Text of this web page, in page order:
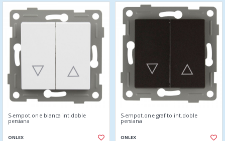
S-empot.one blanca int.doble
persiana
ONLEX
S-empot.one grafito int.doble
persiana
ONLEX